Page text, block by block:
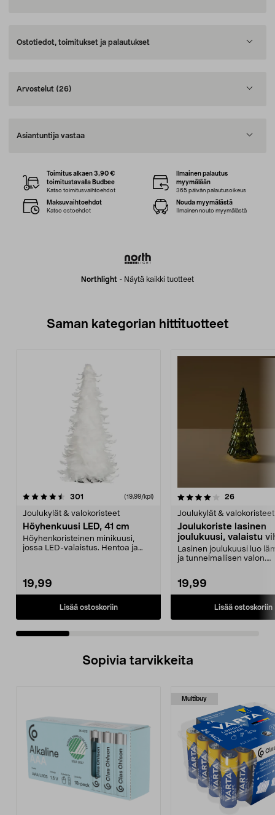
Ostotiedot, toimitukset ja palautukset
Arvostelut (26)
Asiantuntija vastaa
Northlight - Näytä kaikki tuotteet
Toimitus alkaen 3,90 €
toimitustavalla Budbee
Katso toimitusvaihtoehdot
Ilmainen palautus
myymälään
365 päivän palautusoikeus
Maksuvaihtoehdot
Katso ostoehdot
Nouda myymälästä
Ilmainen nouto myymälästä
Saman kategorian hittituotteet
301 (19,99/kpl)
Joulukylät & valokoristeet
Höyhenkuusi LED, 41 cm
Höyhenkoristeinen minikuusi,
jossa LED-valaistus. Hentoa ja
19,99
Lisää ostoskoriin
4.0 viidestä
26arvostelut
Joulukylät & valokoristeet
Joulukoriste lasinen
joulukuusi, valaistu
25,7 cm
Lasinen joulukuusi luo
ja tunnelmallisen valon.
19,99
Lisää ostoskoriin
4.5 viidestä
Sopivia tarvikkeita
Multibuy